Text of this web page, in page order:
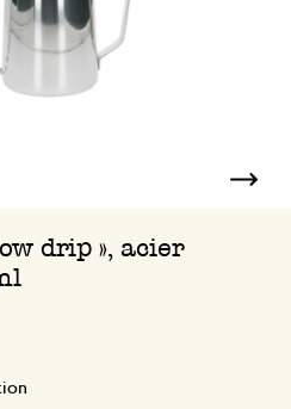
drip », acier